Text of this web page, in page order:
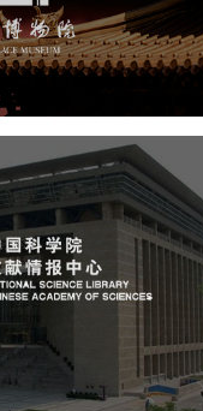
馆
智慧博物馆
网站建设
文创商城
网站代运营
献情报中心
建设
虚拟展厅
数字博物馆建设
厅设计
产品展厅设计
公司展厅设计